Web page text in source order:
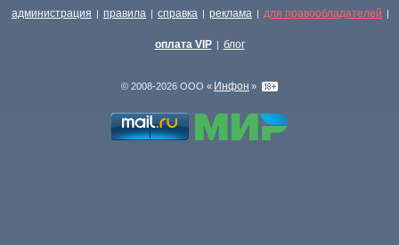
администрация | правила | справка | реклама | для правообладателей |
оплата VIP | блог
© 2008-2026 ООО « Инфон »